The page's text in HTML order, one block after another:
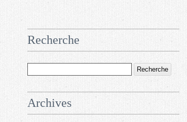
Recherche
Archives